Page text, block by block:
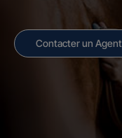
Contacter un Agent